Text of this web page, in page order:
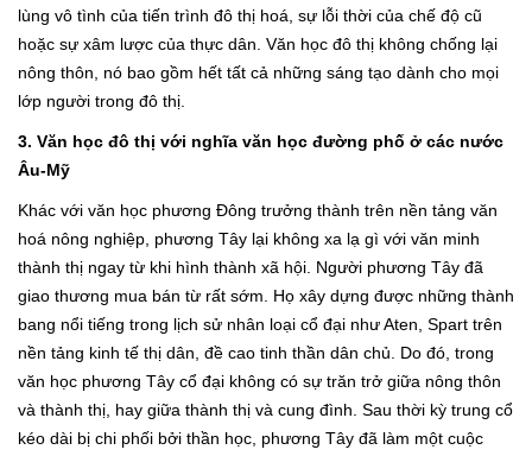
lùng vô tình của tiến trình đô thị hoá, sự lỗi thời của chế độ cũ
hoặc sự xâm lược của thực dân. Văn học đô thị không chống lại
nông thôn, nó bao gồm hết tất cả những sáng tạo dành cho mọi
lớp người trong đô thị.
3. Văn học đô thị với nghĩa văn học đường phố ở các nước
Âu-Mỹ
Khác với văn học phương Đông trưởng thành trên nền tảng văn
hoá nông nghiệp, phương Tây lại không xa lạ gì với văn minh
thành thị ngay từ khi hình thành xã hội. Người phương Tây đã
giao thương mua bán từ rất sớm. Họ xây dựng được những thành
bang nổi tiếng trong lịch sử nhân loại cổ đại như Aten, Spart trên
nền tảng kinh tế thị dân, đề cao tinh thần dân chủ. Do đó, trong
văn học phương Tây cổ đại không có sự trăn trở giữa nông thôn
và thành thị, hay giữa thành thị và cung đình. Sau thời kỳ trung cổ
kéo dài bị chi phối bởi thần học, phương Tây đã làm một cuộc